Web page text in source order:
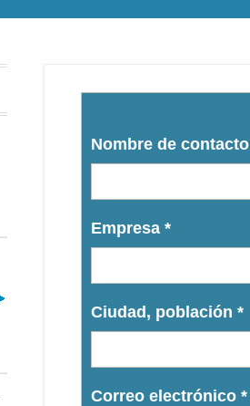
Nombre de contacto
Empresa *
Ciudad, población *
Correo electrónico *